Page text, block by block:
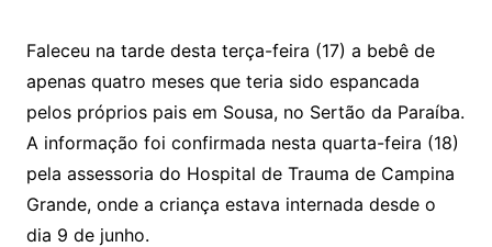
Faleceu na tarde desta terça-feira (17) a bebê de
apenas quatro meses que teria sido espancada
pelos próprios pais em Sousa, no Sertão da Paraíba.
A informação foi confirmada nesta quarta-feira (18)
pela assessoria do Hospital de Trauma de Campina
Grande, onde a criança estava internada desde o
dia 9 de junho.